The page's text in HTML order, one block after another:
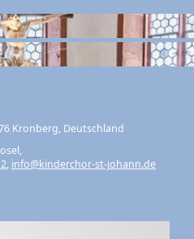
Kronberg, Deutschland
, info@kinderchor-st-johann.de